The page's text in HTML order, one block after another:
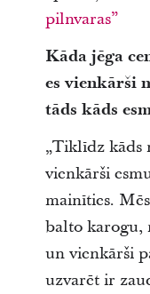
pilnvaras”
Kāda jēga
es vienkārši
tāds kāds
„Tiklīdz kāds
vienkārši
mainīties.
balto karogu,
un vienkārši
uzvarēt ir